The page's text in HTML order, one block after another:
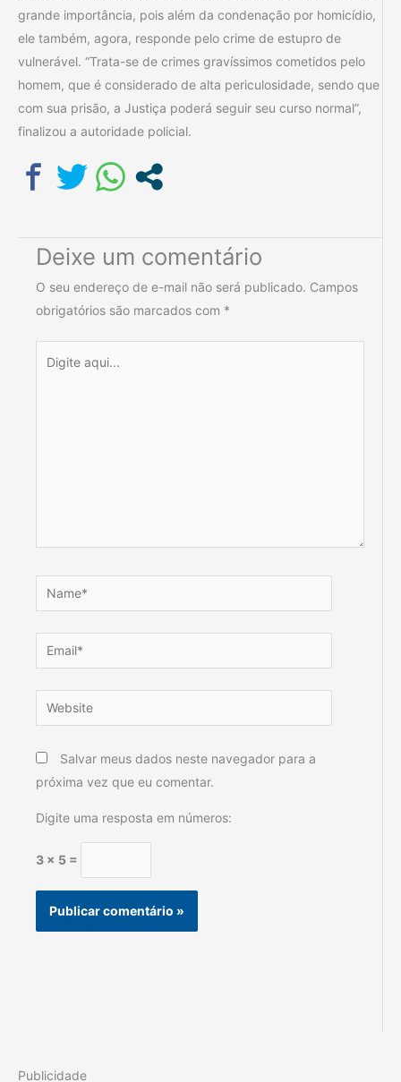
grande importância, pois além da condenação por homicídio,
ele também, agora, responde pelo crime de estupro de
vulnerável. “Trata-se de crimes gravíssimos cometidos pelo
homem, que é considerado de alta periculosidade, sendo que
com sua prisão, a Justiça poderá seguir seu curso normal”,
finalizou a autoridade policial.
Deixe um comentário
O seu endereço de e-mail não será publicado. Campos
obrigatórios são marcados com *
aqui...
Name*
Email*
Website
Salvar meus dados neste navegador para a
próxima vez que eu comentar.
Digite uma resposta em números:
3 × 5 =
Publicidade